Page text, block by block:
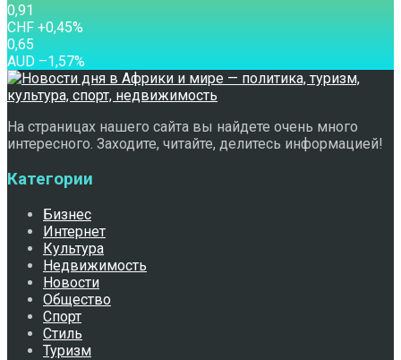
0,91
CHF +0,45%
0,65
AUD –1,57%
На страницах нашего сайта вы найдете очень много
интересного. Заходите, читайте, делитесь информацией!
Категории
Бизнес
Интернет
Культура
Недвижимость
Новости
Общество
Спорт
Стиль
Туризм